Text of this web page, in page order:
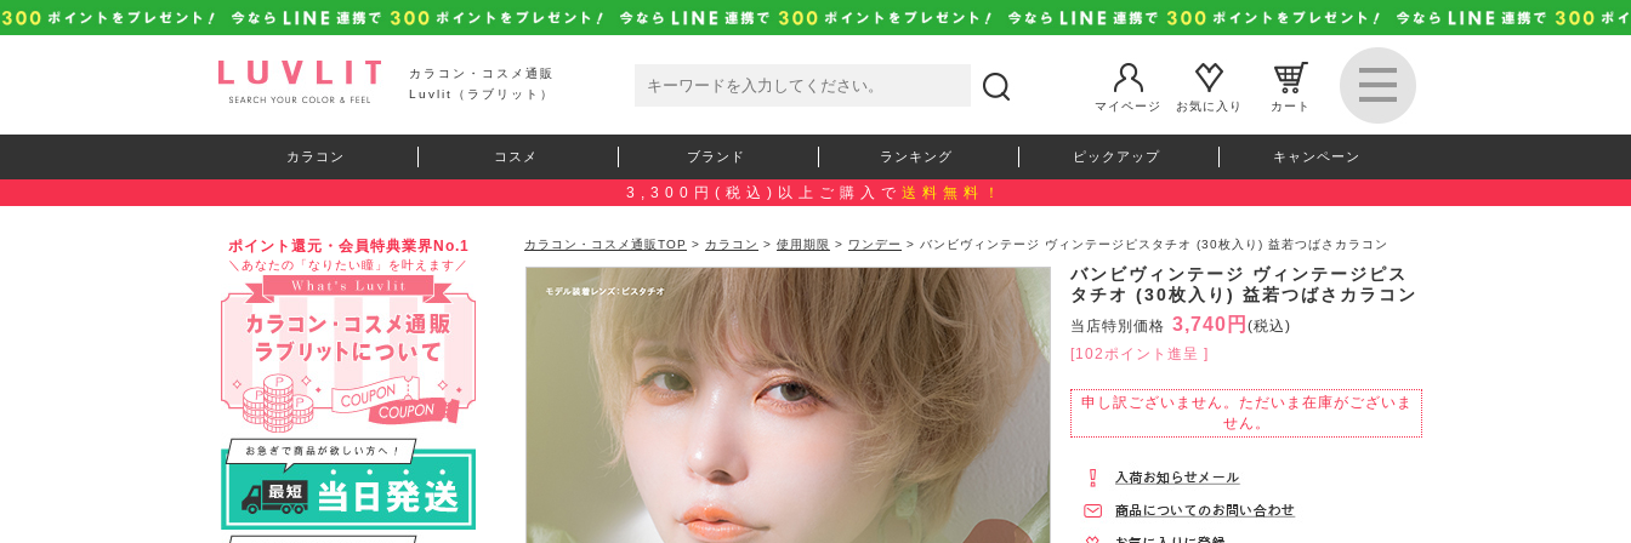
カラコン・コスメ通販
Luvlit（ラブリット）
マイページ
お気に入り カート
カラコン コスメ ブランド ランキング ピックアップ キャンペーン
3,300円(税込)以上ご購入で 送料無料！
ポイント還元・会員特典業界No.1
＼あなたの「なりたい瞳」を叶えます／
カラコン・コスメ通販TOP > カラコン > 使用期限 > ワンデー > バンビヴィンテージ ヴィンテージピスタチオ (30枚入り) 益若つばさカラコン
バンビヴィンテージ ヴィンテージピス
タチオ (30枚入り) 益若つばさカラコン
当店特別価格 3,740円 (税込)
[102ポイント進呈 ]
申し訳ございません。ただいま在庫がございま
せん。